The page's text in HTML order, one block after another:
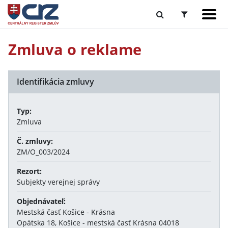
Zmluva o reklame
Identifikácia zmluvy
Typ:
Zmluva
Č. zmluvy:
ZM/O_003/2024
Rezort:
Subjekty verejnej správy
Objednávateľ:
Mestská časť Košice - Krásna
Opátska 18, Košice - mestská časť Krásna 04018